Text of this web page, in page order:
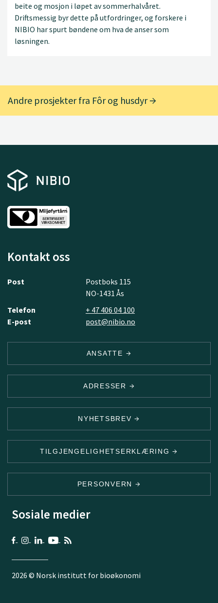
beite og mosjon i løpet av sommerhalvåret.
Driftsmessig byr dette på utfordringer, og forskere i
NIBIO har spurt bøndene om hva de anser som
løsningen.
Andre prosjekter fra Fôr og husdyr
Kontakt oss
Post
Postboks 115
NO-1431 Ås
Telefon
+ 47 406 04 100
E-post
post@nibio.no
ANSATTE
ADRESSER
NYHETSBREV
TILGJENGELIGHETSERKLÆRING
PERSONVERN
Sosiale medier
2026 © Norsk institutt for bioøkonomi